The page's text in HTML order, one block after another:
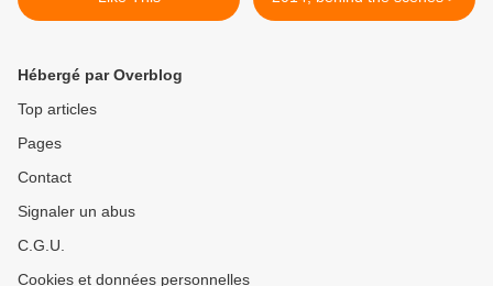
Hébergé par Overblog
Top articles
Pages
Contact
Signaler un abus
C.G.U.
Cookies et données personnelles